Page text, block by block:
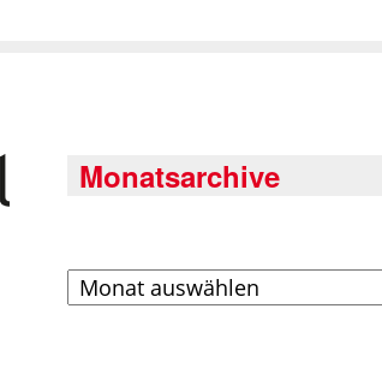
Monatsarchive
Archiv